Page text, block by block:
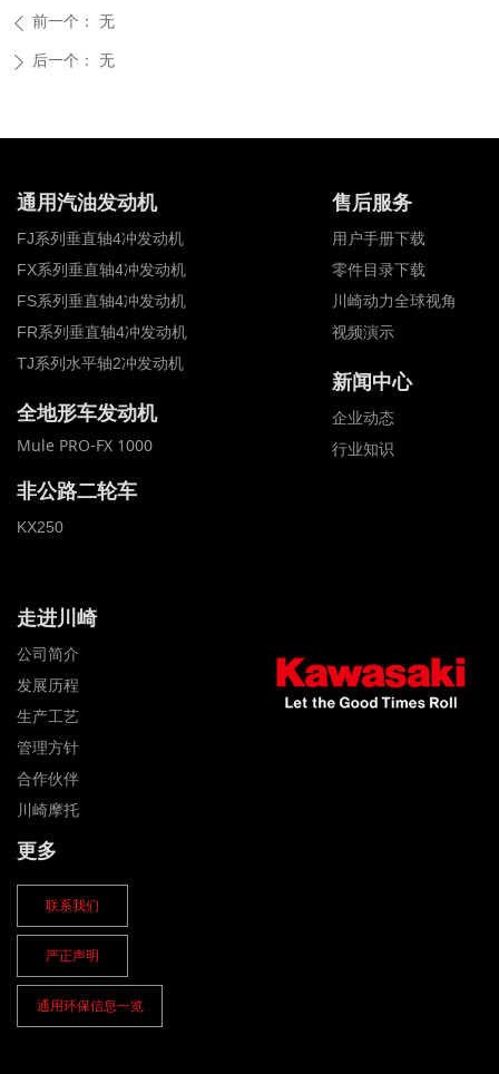
ꄴ 前一个： 无
ꄲ 后一个： 无
售后服务
用户手册下载
零件目录下载
川崎动力全球视角
视频演示
新闻中心
企业动态
行业知识
通用汽油发动机
FJ系列垂直轴4冲发动机
FX系列垂直轴4冲发动机
FS系列垂直轴4冲发动机
FR系列垂直轴4冲发动机
TJ系列水平轴2冲发动机
全地形车发动机
Mule PRO-FX 1000
非公路二轮车
KX250
走进川崎
公司简介
发展历程
生产工艺
管理方针
合作伙伴
川崎摩托
更多
联系我们
严正声明
通用环保信息一览